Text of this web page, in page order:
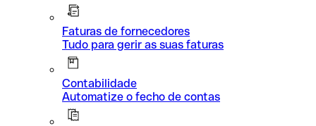
Faturas de fornecedores
Tudo para gerir as suas faturas
Contabilidade
Automatize o fecho de contas